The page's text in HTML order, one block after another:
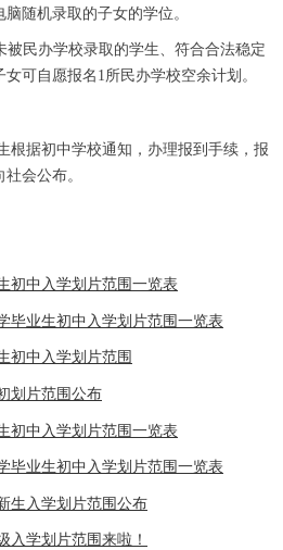
随机录取的子女的学位。
被民办学校录取的学生、符合合法稳定
可自愿报名1所民办学校空余计划。
根据初中学校通知，办理报到手续，报
会公布。
初中入学划片范围一览表
毕业生初中入学划片范围一览表
初中入学划片范围
划片范围公布
初中入学划片范围一览表
毕业生初中入学划片范围一览表
生入学划片范围公布
入学划片范围来啦！